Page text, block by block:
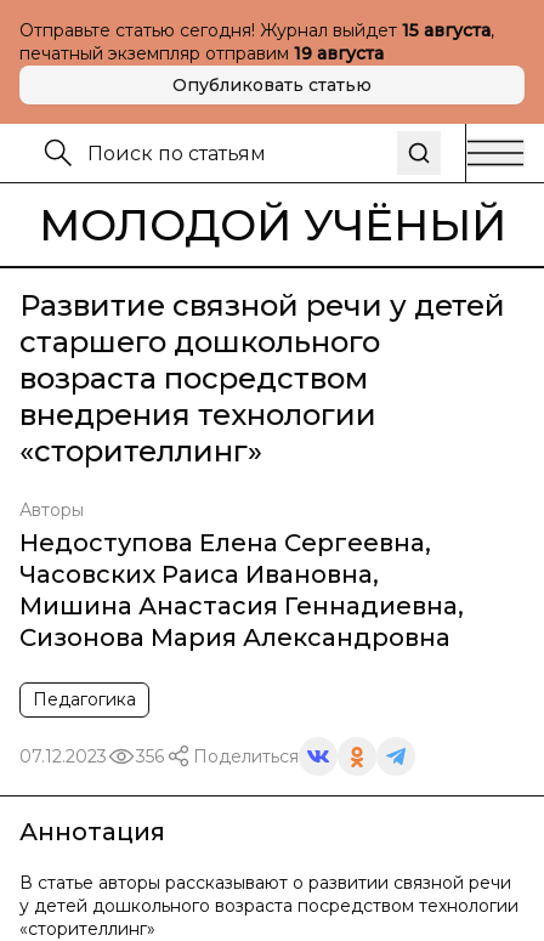
Отправьте статью сегодня! Журнал выйдет 15 августа,
печатный экземпляр отправим 19 августа
Опубликовать статью
МОЛОДОЙ УЧЁНЫЙ
Развитие связной речи у детей
старшего дошкольного
возраста посредством
внедрения технологии
«сторителлинг»
Авторы
Недоступова Елена Сергеевна,
Часовских Раиса Ивановна,
Мишина Анастасия Геннадиевна,
Сизонова Мария Александровна
Педагогика
07.12.2023 356 Поделиться
Аннотация
В статье авторы рассказывают о развитии связной речи
у детей дошкольного возраста посредством технологии
«сторителлинг»